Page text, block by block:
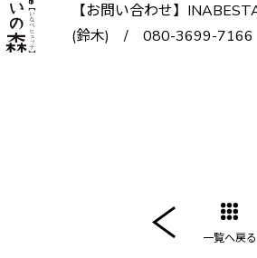
【お問い合わせ】
(鈴木) / 080-3699-7166
一覧へ戻る